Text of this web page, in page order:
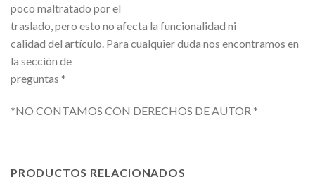
poco maltratado por el
traslado, pero esto no afecta la funcionalidad ni
calidad del artículo. Para cualquier duda nos encontramos en
la sección de
preguntas *
*NO CONTAMOS CON DERECHOS DE AUTOR *
PRODUCTOS RELACIONADOS